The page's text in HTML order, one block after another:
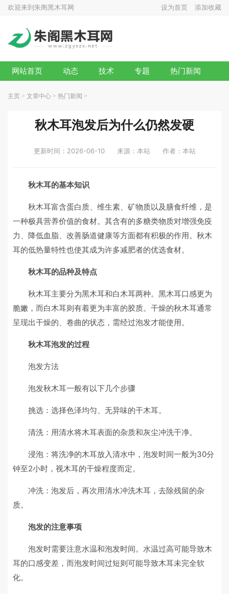
欢迎来到朱阁黑木耳网 设为首页 添加收藏
网站首页 动态 技术 专题 热门新闻
主页 > 文章中心 > 热门新闻 >
秋木耳泡发后为什么仍然发硬
更新时间：2026-06-10 来源：本站 作者：本站
秋木耳的基本知识
秋木耳富含蛋白质、维生素、矿物质以及膳食纤维，是
一种极具营养价值的食材。其含有的多糖类物质对增强免疫
力、降低血脂、改善肠道健康等方面都有积极的作用。秋木
耳的低热量特性也使其成为许多减肥者的优选食材。
秋木耳的品种及特点
秋木耳主要分为黑木耳和白木耳两种。黑木耳口感更为
脆嫩，而白木耳则有着更为丰富的胶质。干燥的秋木耳通常
呈现出干燥的、卷曲的状态，需经过泡发才能使用。
秋木耳泡发的过程
泡发方法
泡发秋木耳一般有以下几个步骤
挑选：选择色泽均匀、无异味的干木耳。
清洗：用清水将木耳表面的杂质和灰尘冲洗干净。
浸泡：将洗净的木耳放入清水中，泡发时间一般为30分
钟至2小时，视木耳的干燥程度而定。
冲洗：泡发后，再次用清水冲洗木耳，去除残留的杂
质。
泡发的注意事项
泡发时需要注意水温和泡发时间。水温过高可能导致木
耳的口感变差，而泡发时间过短则可能导致木耳未完全软
化。